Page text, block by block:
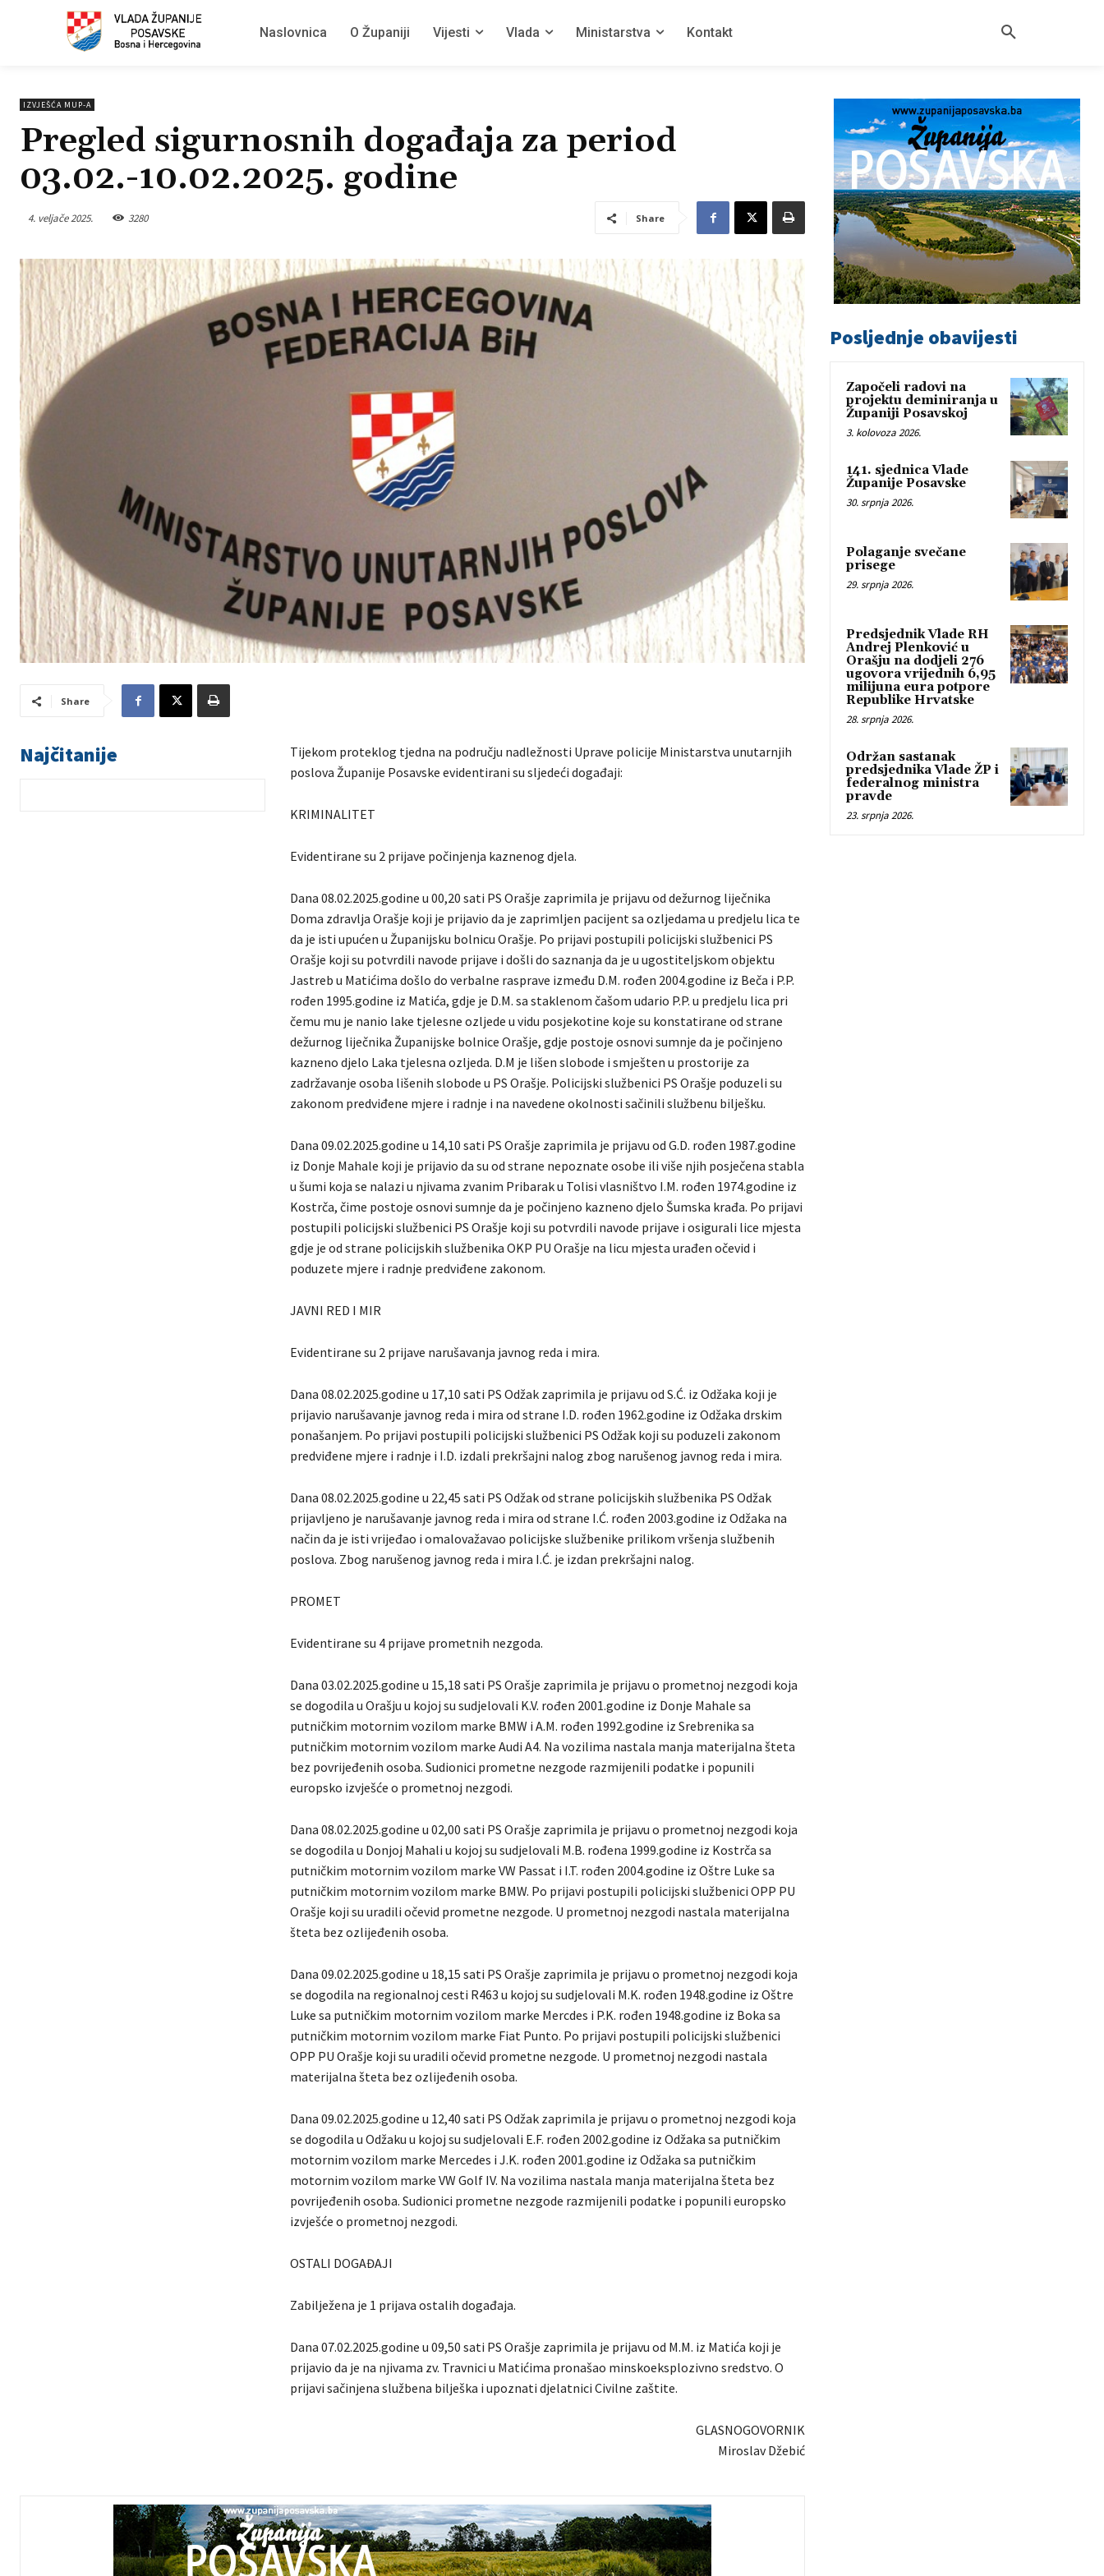
Naslovnica O Županiji Vijesti Vlada Ministarstva Kontakt
IZVJEŠĆA MUP-A
Pregled sigurnosnih događaja za period
03.02.-10.02.2025. godine
4. veljače 2025. 3280 Share
Share
Najčitanije
Tijekom proteklog tjedna na području nadležnosti Uprave policije Ministarstva unutarnjih
poslova Županije Posavske evidentirani su sljedeći događaji:
KRIMINALITET
Evidentirane su 2 prijave počinjenja kaznenog djela.
Dana 08.02.2025.godine u 00,20 sati PS Orašje zaprimila je prijavu od dežurnog liječnika
Doma zdravlja Orašje koji je prijavio da je zaprimljen pacijent sa ozljedama u predjelu lica te
da je isti upućen u Županijsku bolnicu Orašje. Po prijavi postupili policijski službenici PS
Orašje koji su potvrdili navode prijave i došli do saznanja da je u ugostiteljskom objektu
Jastreb u Matićima došlo do verbalne rasprave između D.M. rođen 2004.godine iz Beča i P.P.
rođen 1995.godine iz Matića, gdje je D.M. sa staklenom čašom udario P.P. u predjelu lica pri
čemu mu je nanio lake tjelesne ozljede u vidu posjekotine koje su konstatirane od strane
dežurnog liječnika Županijske bolnice Orašje, gdje postoje osnovi sumnje da je počinjeno
kazneno djelo Laka tjelesna ozljeda. D.M je lišen slobode i smješten u prostorije za
zadržavanje osoba lišenih slobode u PS Orašje. Policijski službenici PS Orašje poduzeli su
zakonom predviđene mjere i radnje i na navedene okolnosti sačinili službenu bilješku.
Dana 09.02.2025.godine u 14,10 sati PS Orašje zaprimila je prijavu od G.D. rođen 1987.godine
iz Donje Mahale koji je prijavio da su od strane nepoznate osobe ili više njih posječena stabla
u šumi koja se nalazi u njivama zvanim Pribarak u Tolisi vlasništvo I.M. rođen 1974.godine iz
Kostrča, čime postoje osnovi sumnje da je počinjeno kazneno djelo Šumska krađa. Po prijavi
postupili policijski službenici PS Orašje koji su potvrdili navode prijave i osigurali lice mjesta
gdje je od strane policijskih službenika OKP PU Orašje na licu mjesta urađen očevid i
poduzete mjere i radnje predviđene zakonom.
JAVNI RED I MIR
Evidentirane su 2 prijave narušavanja javnog reda i mira.
Dana 08.02.2025.godine u 17,10 sati PS Odžak zaprimila je prijavu od S.Ć. iz Odžaka koji je
prijavio narušavanje javnog reda i mira od strane I.D. rođen 1962.godine iz Odžaka drskim
ponašanjem. Po prijavi postupili policijski službenici PS Odžak koji su poduzeli zakonom
predviđene mjere i radnje i I.D. izdali prekršajni nalog zbog narušenog javnog reda i mira.
Dana 08.02.2025.godine u 22,45 sati PS Odžak od strane policijskih službenika PS Odžak
prijavljeno je narušavanje javnog reda i mira od strane I.Ć. rođen 2003.godine iz Odžaka na
način da je isti vrijeđao i omalovažavao policijske službenike prilikom vršenja službenih
poslova. Zbog narušenog javnog reda i mira I.Ć. je izdan prekršajni nalog.
PROMET
Evidentirane su 4 prijave prometnih nezgoda.
Dana 03.02.2025.godine u 15,18 sati PS Orašje zaprimila je prijavu o prometnoj nezgodi koja
se dogodila u Orašju u kojoj su sudjelovali K.V. rođen 2001.godine iz Donje Mahale sa
putničkim motornim vozilom marke BMW i A.M. rođen 1992.godine iz Srebrenika sa
putničkim motornim vozilom marke Audi A4. Na vozilima nastala manja materijalna šteta
bez povrijeđenih osoba. Sudionici prometne nezgode razmijenili podatke i popunili
europsko izvješće o prometnoj nezgodi.
Dana 08.02.2025.godine u 02,00 sati PS Orašje zaprimila je prijavu o prometnoj nezgodi koja
se dogodila u Donjoj Mahali u kojoj su sudjelovali M.B. rođena 1999.godine iz Kostrča sa
putničkim motornim vozilom marke VW Passat i I.T. rođen 2004.godine iz Oštre Luke sa
putničkim motornim vozilom marke BMW. Po prijavi postupili policijski službenici OPP PU
Orašje koji su uradili očevid prometne nezgode. U prometnoj nezgodi nastala materijalna
šteta bez ozlijeđenih osoba.
Dana 09.02.2025.godine u 18,15 sati PS Orašje zaprimila je prijavu o prometnoj nezgodi koja
se dogodila na regionalnoj cesti R463 u kojoj su sudjelovali M.K. rođen 1948.godine iz Oštre
Luke sa putničkim motornim vozilom marke Mercdes i P.K. rođen 1948.godine iz Boka sa
putničkim motornim vozilom marke Fiat Punto. Po prijavi postupili policijski službenici
OPP PU Orašje koji su uradili očevid prometne nezgode. U prometnoj nezgodi nastala
materijalna šteta bez ozlijeđenih osoba.
Dana 09.02.2025.godine u 12,40 sati PS Odžak zaprimila je prijavu o prometnoj nezgodi koja
se dogodila u Odžaku u kojoj su sudjelovali E.F. rođen 2002.godine iz Odžaka sa putničkim
motornim vozilom marke Mercedes i J.K. rođen 2001.godine iz Odžaka sa putničkim
motornim vozilom marke VW Golf IV. Na vozilima nastala manja materijalna šteta bez
povrijeđenih osoba. Sudionici prometne nezgode razmijenili podatke i popunili europsko
izvješće o prometnoj nezgodi.
OSTALI DOGAĐAJI
Zabilježena je 1 prijava ostalih događaja.
Dana 07.02.2025.godine u 09,50 sati PS Orašje zaprimila je prijavu od M.M. iz Matića koji je
prijavio da je na njivama zv. Travnici u Matićima pronašao minskoeksplozivno sredstvo. O
prijavi sačinjena službena bilješka i upoznati djelatnici Civilne zaštite.
GLASNOGOVORNIK
Miroslav Džebić
Posljednje obavijesti
Započeli radovi na
projektu deminiranja u
Županiji Posavskoj
3. kolovoza 2026.
141. sjednica Vlade
Županije Posavske
30. srpnja 2026.
Polaganje svečane
prisege
29. srpnja 2026.
Predsjednik Vlade RH
Andrej Plenković u
Orašju na dodjeli 276
ugovora vrijednih 6,95
milijuna eura potpore
Republike Hrvatske
28. srpnja 2026.
Održan sastanak
predsjednika Vlade ŽP i
federalnog ministra
pravde
23. srpnja 2026.